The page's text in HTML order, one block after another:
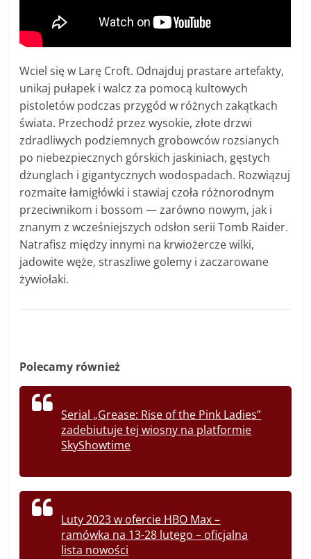
Wciel się w Larę Croft. Odnajduj prastare artefakty,
unikaj pułapek i walcz za pomocą kultowych
pistoletów podczas przygód w różnych zakątkach
świata. Przechodź przez wysokie, złote drzwi
zdradliwych podziemnych grobowców rozsianych
po niebezpiecznych górskich jaskiniach, gęstych
dżunglach i gigantycznych wodospadach. Rozwiązuj
rozmaite łamigłówki i stawiaj czoła różnorodnym
przeciwnikom i bossom — zarówno nowym, jak i
znanym z wcześniejszych odsłon serii Tomb Raider.
Natrafisz między innymi na krwiożercze wilki,
jadowite węże, straszliwe golemy i zaczarowane
żywiołaki.
Polecamy również
Serial „Grease: Rise of the Pink Ladies”
zadebiutuje tej wiosny na platformie
SkyShowtime
Luty 2023 w ofercie HBO Max –
ramówka na 13-28 lutego – oficjalna
lista nowości